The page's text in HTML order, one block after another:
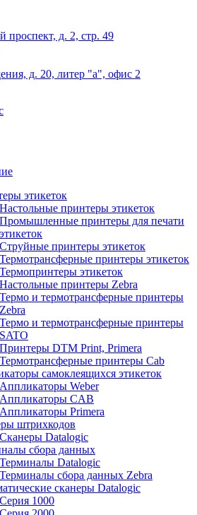
проспект, д. 2, стр. 49
д. 20, литер "a", офис 2
этикеток
Настольные принтеры этикеток
Промышленные принтеры для печати
этикеток
Струйные принтеры этикеток
Термотрансферные принтеры этикеток
Термопринтеры этикеток
Настольные принтеры Zebra
Термо и термотрансферные принтеры
Zebra
Термо и термотрансферные принтеры
SATO
Принтеры DTM Print, Primera
Термотрансферные принтеры Cab
самоклеящихся этикеток
Аппликаторы Weber
Аппликаторы CAB
Аппликаторы Primera
штрихкодов
Сканеры Datalogic
сбора данных
Терминалы Datalogic
Терминалы сбора данных Zebra
сканеры Datalogic
Серия 1000